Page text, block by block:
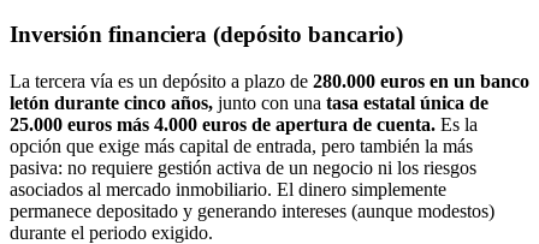
Inversión financiera (depósito bancario)
La tercera vía es un depósito a plazo de 280.000 euros en un banco
letón durante cinco años, junto con una tasa estatal única de
25.000 euros más 4.000 euros de apertura de cuenta. Es la
opción que exige más capital de entrada, pero también la más
pasiva: no requiere gestión activa de un negocio ni los riesgos
asociados al mercado inmobiliario. El dinero simplemente
permanece depositado y generando intereses (aunque modestos)
durante el periodo exigido.